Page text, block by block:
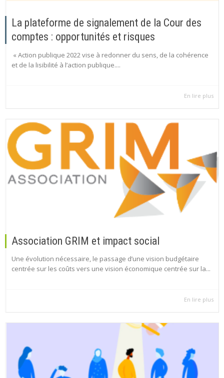
La plateforme de signalement de la Cour des
comptes : opportunités et risques
« Action publique 2022 vise à redonner du sens, de la cohérence
et de la lisibilité à l’action publique....
En lire plus
Association GRIM et impact social
Une évolution nécessaire, le passage d’une vision budgétaire
centrée sur les coûts vers une vision économique centrée sur la...
En lire plus